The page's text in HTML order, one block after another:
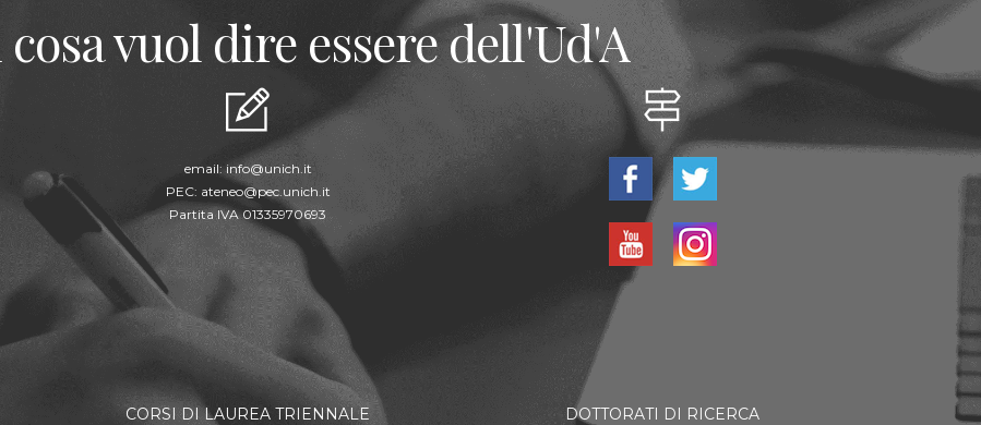
vuol dire essere dell'Ud'A
email:info@unich.it
PEC: ateneo@pec.unich.it
Partita IVA 01335970693
CORSI DI LAUREA TRIENNALE DOTTORATI DI RICERCA